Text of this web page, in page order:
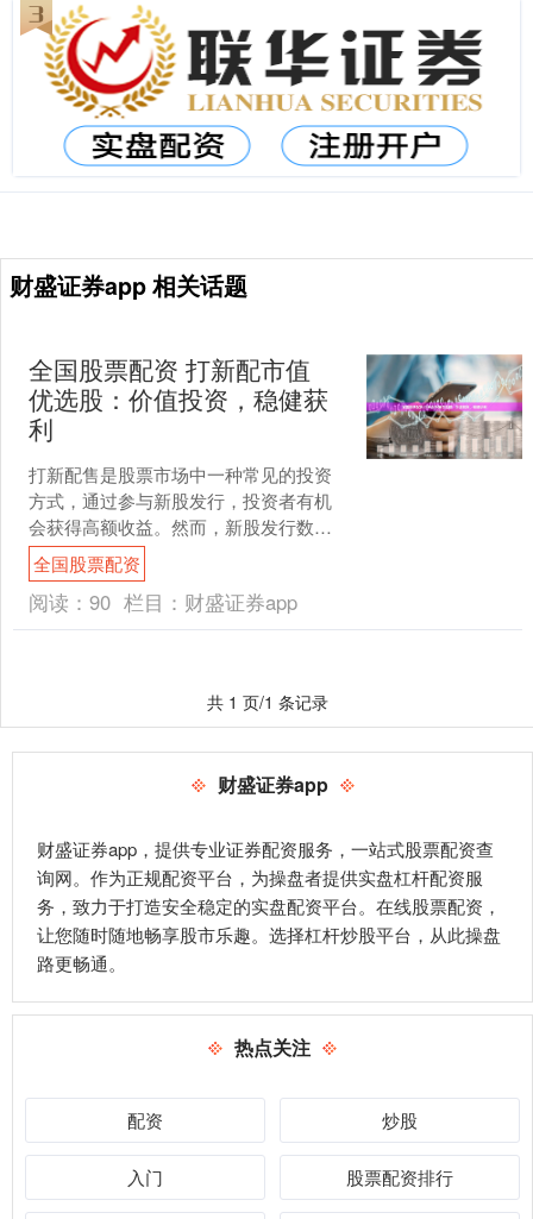
财盛证券app 相关话题
全国股票配资 打新配市值
优选股：价值投资，稳健获
利
打新配售是股票市场中一种常见的投资
方式，通过参与新股发行，投资者有机
会获得高额收益。然而，新股发行数量
众多，投资者需要谨慎选择全国股票配
资，以提高获利概率。 配....
全国股票配资
阅读： 90 栏目： 财盛证券app
共 1 页/1 条记录
财盛证券app
财盛证券app，提供专业证券配资服务，一站式股票配资查
询网。作为正规配资平台，为操盘者提供实盘杠杆配资服
务，致力于打造安全稳定的实盘配资平台。在线股票配资，
让您随时随地畅享股市乐趣。选择杠杆炒股平台，从此操盘
路更畅通。
热点关注
配资 炒股
入门 股票配资排行